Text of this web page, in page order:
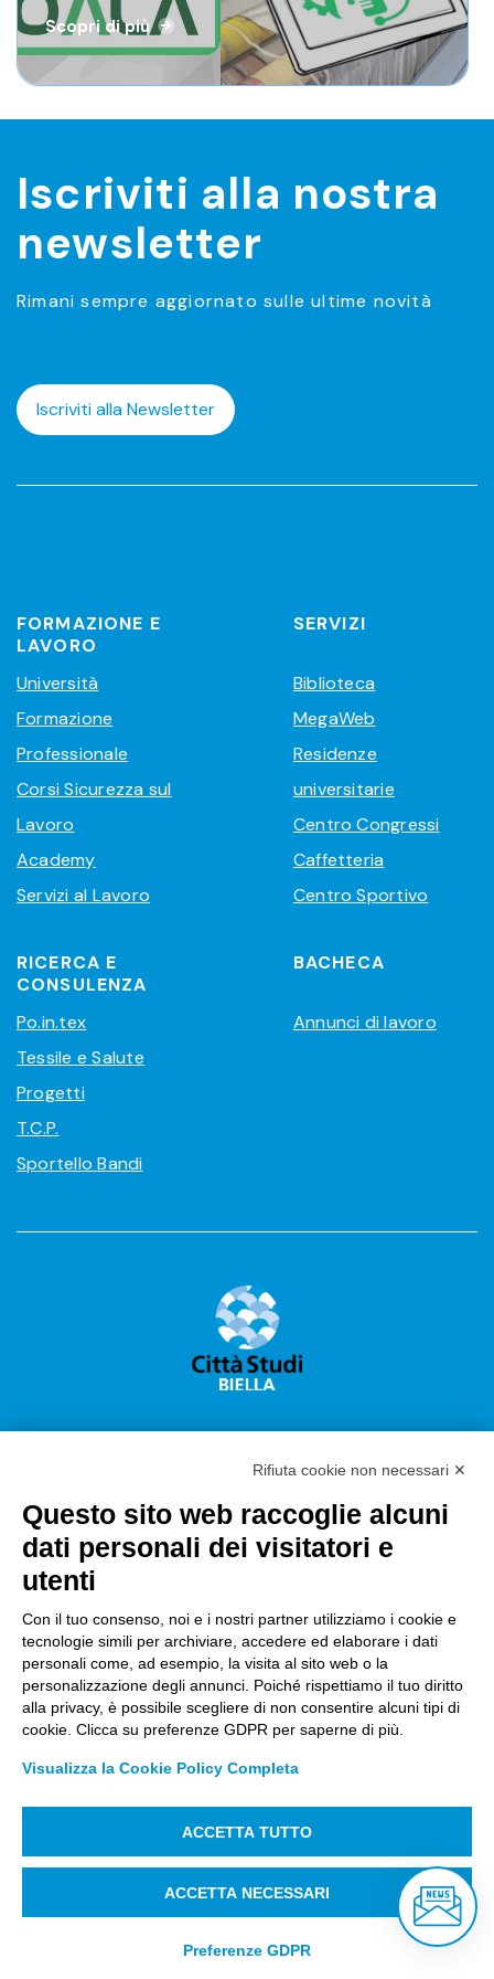
Scopri di più
Scopri di più
Iscriviti alla nostra
newsletter
Rimani sempre aggiornato sulle ultime novità
Iscriviti alla Newsletter
FORMAZIONE E
LAVORO
Università
Formazione
Professionale
Corsi Sicurezza sul
Lavoro
Academy
Servizi al Lavoro
SERVIZI
Biblioteca
MegaWeb
Residenze
universitarie
Centro Congressi
Caffetteria
Centro Sportivo
RICERCA E
CONSULENZA
Po.in.tex
Tessile e Salute
Progetti
T.C.P.
Sportello Bandi
BACHECA
Annunci di lavoro
Città Studi S.p.A.
Sede Legale Corso G. Pella, 2 – 13900 Biella Italy –
18.235.000,00
Registro Imprese Biella C. F. e numero 01491490023 –
R.E.A. CCIAA BI n. 142579 – Partita IVA 01491490023
PEC:amm.cittastudi@pec.ptbiellese.it–
megaweb@pec.ptbiellese.it
Informative Privacy–Privacy Policy
preferenze Cookie–Whistleblowing– Designed by
Koodit
Rifiuta cookie non necessari ✕
Questo sito web raccoglie alcuni
dati personali dei visitatori e
utenti
Con il tuo consenso, noi e i nostri partner utilizziamo i cookie e
tecnologie simili per archiviare, accedere ed elaborare i dati
personali come, ad esempio, la visita al sito web o la
personalizzazione degli annunci. Poiché rispettiamo il tuo diritto
alla privacy, è possibile scegliere di non consentire alcuni tipi di
cookie. Clicca su preferenze GDPR per saperne di più.
Visualizza la Cookie Policy Completa
ACCETTA TUTTO
ACCETTA NECESSARI
Preferenze GDPR